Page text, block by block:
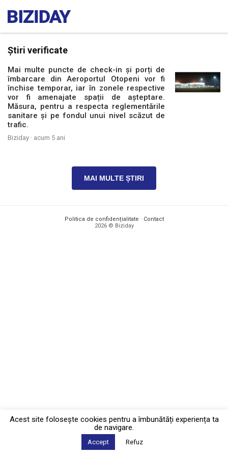
Știri verificate
Mai multe puncte de check-in și porți de
îmbarcare din Aeroportul Otopeni vor fi
închise temporar, iar în zonele respective
vor fi amenajate spații de așteptare.
Măsura, pentru a respecta reglementările
sanitare și pe fondul unui nivel scăzut de
trafic.
Biziday · acum 5 ani
MAI MULTE ȘTIRI
Politica de confidențialitate · Contact
2026 © Biziday
Acest site foloseşte cookies pentru a îmbunătăți experiența ta
de navigare.
Accept Refuz